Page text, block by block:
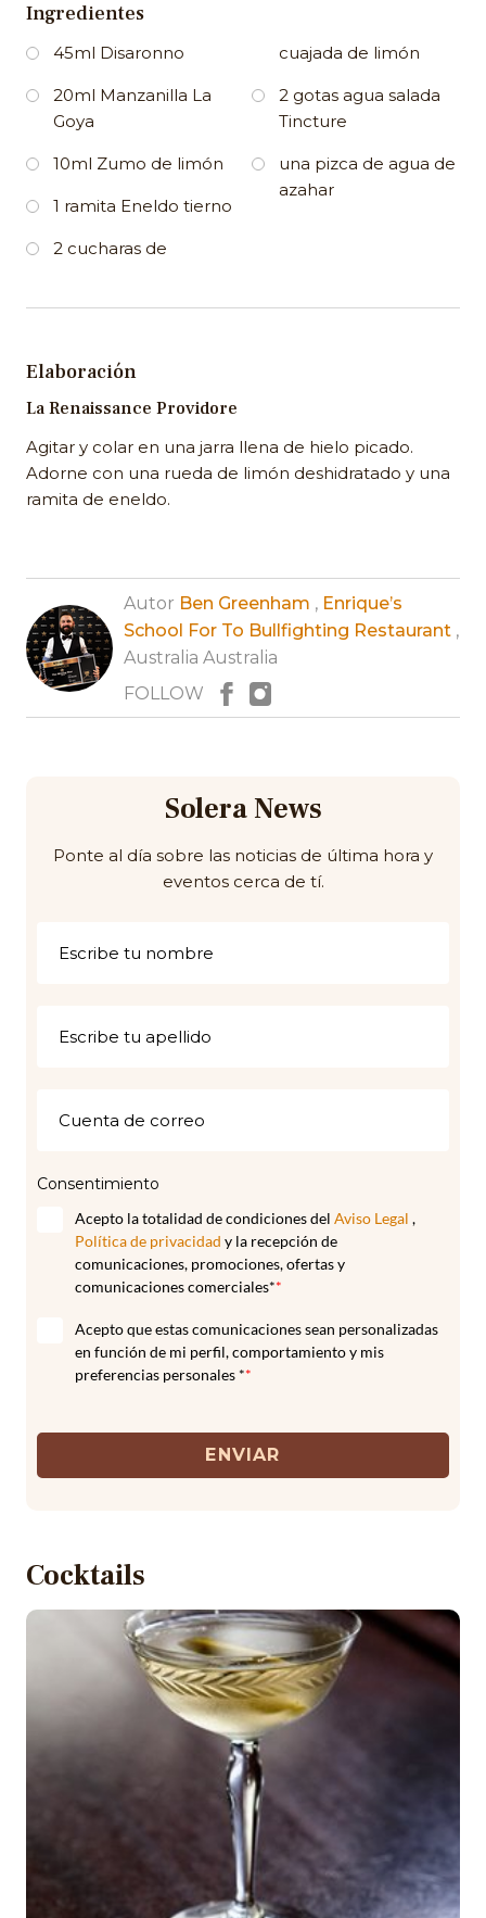
Ingredientes
45ml Disaronno
20ml Manzanilla La
Goya
10ml Zumo de limón
1 ramita Eneldo tierno
2 cucharas de
cuajada de limón
2 gotas agua salada
Tincture
una pizca de agua de
azahar
Elaboración
La Renaissance Providore
Agitar y colar en una jarra llena de hielo picado.
Adorne con una rueda de limón deshidratado y una
ramita de eneldo.
Autor Ben Greenham , Enrique’s
School For To Bullfighting Restaurant ,
Australia Australia
FOLLOW
Solera News
Ponte al día sobre las noticias de última hora y
eventos cerca de tí.
Consentimiento
Acepto la totalidad de condiciones del Aviso Legal ,
Política de privacidad y la recepción de
comunicaciones, promociones, ofertas y
comunicaciones comerciales**
Acepto que estas comunicaciones sean personalizadas
en función de mi perfil, comportamiento y mis
preferencias personales **
ENVIAR
Cocktails